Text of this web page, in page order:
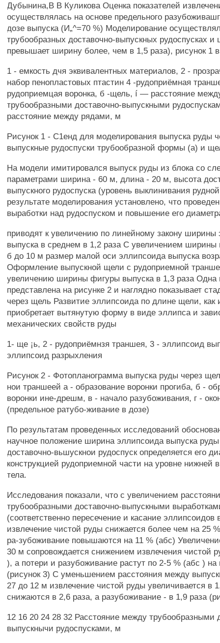
Дубынина,В В Куликова Оценка показателей
осуществлялась на основе предельного
дозе выпуска (И„^=70 %) Моделирование
трубообразных доставочно-выпускных рудоспусках
превышает ширину более, чем в 1,5 раза), рисунок 1
1 - емкость дчя эквивалентных материалов, 2 -
набор пенопластовых птастин 4 -рудоприёмная
рудоприемцая воронка, б -щель, í — расстояние
трубообразными доставочно-выпускными
расстояние между рядами, м
Рисунок 1 - С1енд для моделирования выпуска руды
выпускные рудоспуски трубообразной формы (а) и
На модели имитировался выпуск руды из блока со
параметрами ширина - 60 м, длина - 20 м, высота
выпускного рудоспуска (уровень выклинивания
результате моделирования установлено, что
выработки над рудоспуском и повышение его
приводят к увеличению по линейному закону ширины
выпуска в среднем в 1,2 раза С увеличением
б до 10 м размер малой оси эллипсоида выпуска
Оформление выпускной щели с рудоприемной
увеличению ширины фигуры выпуска в 1,3 раза Одна
представлена на рисунке 2 и наглядно показывает
через щель Развитие эллипсоида по длине щели, как
приобретает вытянутую форму в виде эллипса и
механических свойств руды
1- ще ¡ь, 2 - рудоприёмнзя траншея, 3 - эллипсоид
эллипсоид разрыхления
Рисунок 2 - Фотопланограмма выпуска руды через
нои траншеей а - образование воронки прогиба, б -
воронки ине-дрешм, в - начало разубоживания, г -
(предельное ратубо-живание в дозе)
По результатам проведенных исследований
научное положение ширина эллипсоида выпуска руды
доставочно-вьшускнои рудоспуск определяется его
конструкцией рудоприемной части на уровне нижней
тела.
Исследования показали, что с увеличением
трубообразными доставочно-выпускными
(соответственно пересечение и касание эллипсоидов
извлечение чистой руды снижается более чем на 25
ра-зубоживание повышаются на 11 % (абс)
30 м сопровождается снижением извлечения чистой
), а потери и разубоживание растут по 2-5 % (абс )
(рисунок 3) С уменьшением расстояния между
27 до 12 м извлечение чистой руды увеличивается в
снижаются в 2,6 раза, а разубоживание - в 1,9 раза
12 16 20 24 28 32 Расстояние между трубообразными
выпускнычи рудоспусками, м